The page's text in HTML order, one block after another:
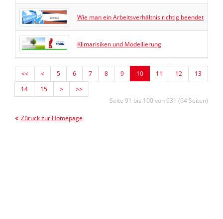
Wie man ein Arbeitsverhältnis richtig beendet
Klimarisiken und Modellierung
<< < 5 6 7 8 9 10 11 12
13
14
15 >
>>
Seite 91 bis 100 von 631 (64 Seiten)
Züruck zur Homepage